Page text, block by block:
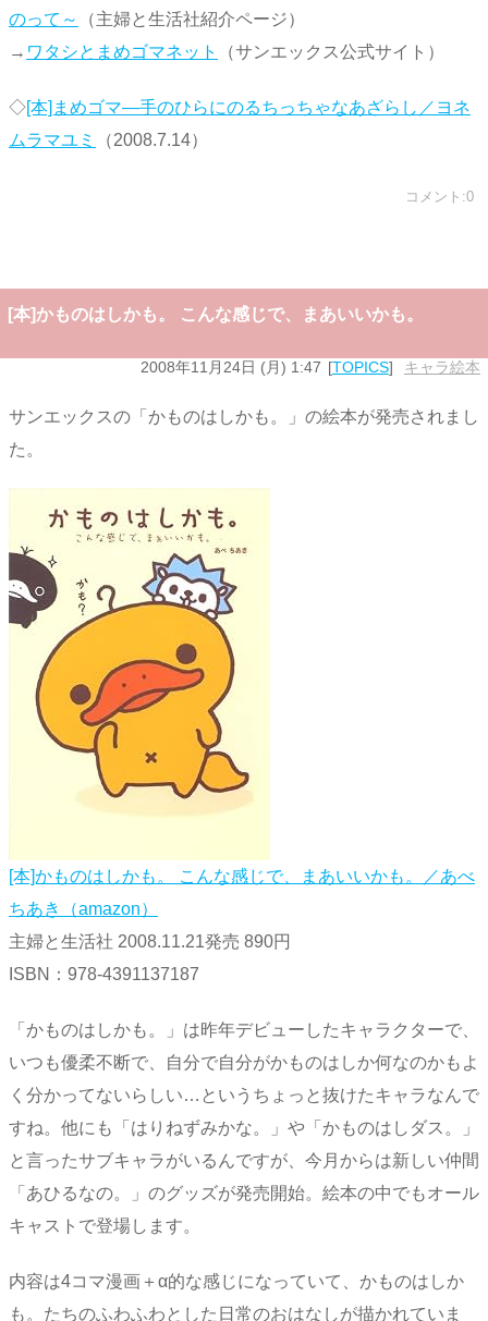
のって～
（主婦と生活社紹介ページ）
→ ワタシとまめゴマネット （サンエックス公式サイト）
◇[本]まめゴマ―手のひらにのるちっちゃなあざらし／ヨネ
ムラマユミ
（2008.7.14）
コメント:0
[本]かものはしかも。 こんな感じで、まあいいかも。
2008年11月24日 (月) 1:47 TOPICS キャラ絵本
サンエックスの「かものはしかも。」の絵本が発売されまし
た。
[本]かものはしかも。 こんな感じで、まあいいかも。／あべ
ちあき（amazon）
主婦と生活社 2008.11.21発売 890円
ISBN：978-4391137187
「かものはしかも。」は昨年デビューしたキャラクターで、
いつも優柔不断で、自分で自分がかものはしか何なのかもよ
く分かってないらしい…というちょっと抜けたキャラなんで
すね。他にも「はりねずみかな。」や「かものはしダス。」
と言ったサブキャラがいるんですが、今月からは新しい仲間
「あひるなの。」のグッズが発売開始。絵本の中でもオール
キャストで登場します。
内容は4コマ漫画＋α的な感じになっていて、かものはしか
も。たちのふわふわとした日常のおはなしが描かれていま